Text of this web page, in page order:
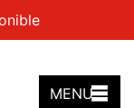
MENU